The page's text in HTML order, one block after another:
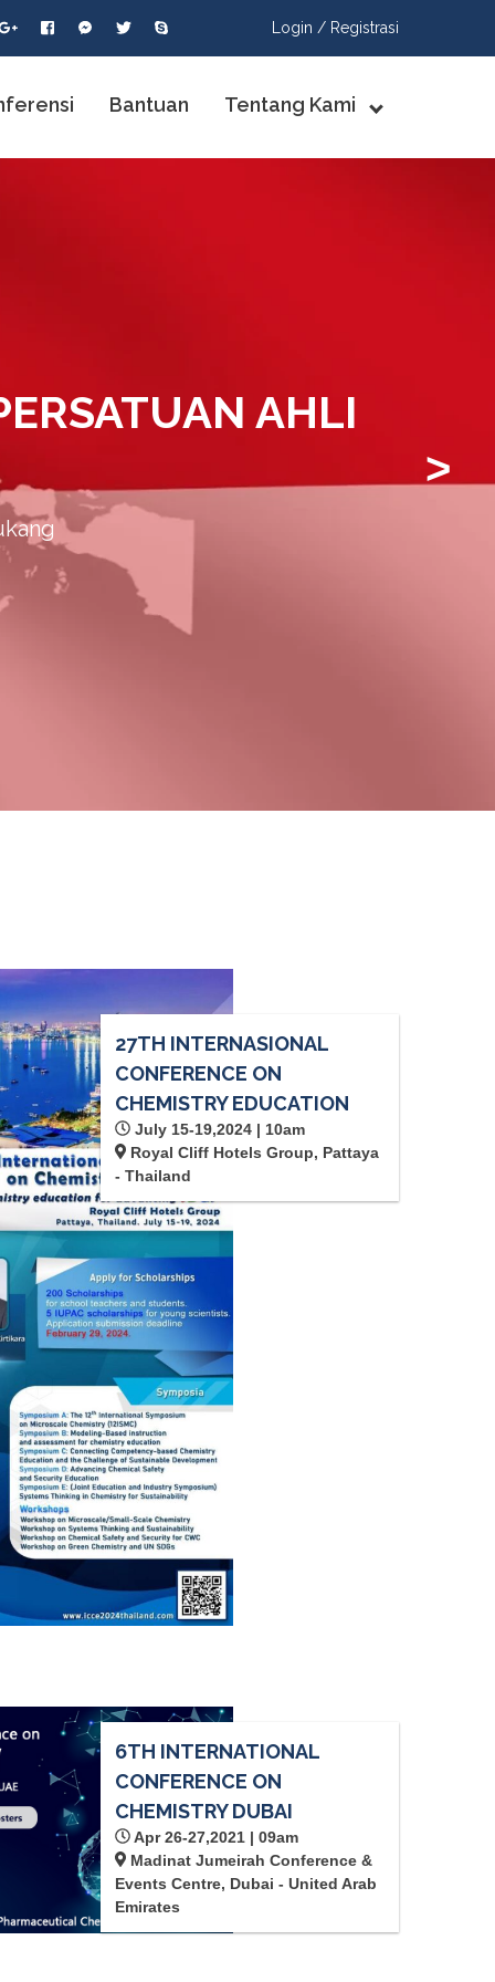
Login / Registrasi
Bantuan Tentang Kami
AHLI
>
27TH INTERNASIONAL
CONFERENCE ON
CHEMISTRY EDUCATION
July 15-19,2024 | 10am
Royal Cliff Hotels Group, Pattaya
- Thailand
6TH INTERNATIONAL
CONFERENCE ON
CHEMISTRY DUBAI
Apr 26-27,2021 | 09am
Madinat Jumeirah Conference &
Events Centre, Dubai - United Arab
Emirates